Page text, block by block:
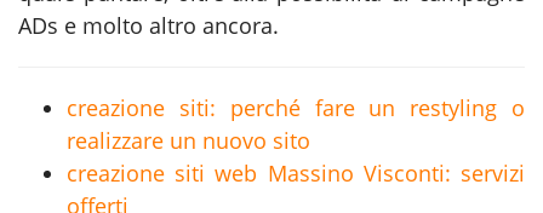
ADs e molto altro ancora.
creazione siti: perché fare un restyling o
realizzare un nuovo sito
creazione siti web Massino Visconti: servizi
offerti